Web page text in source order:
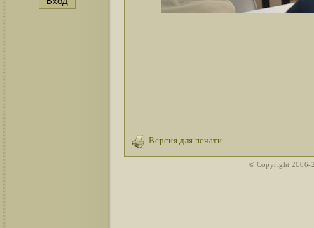
Версия для печати
© Copyright 2006-